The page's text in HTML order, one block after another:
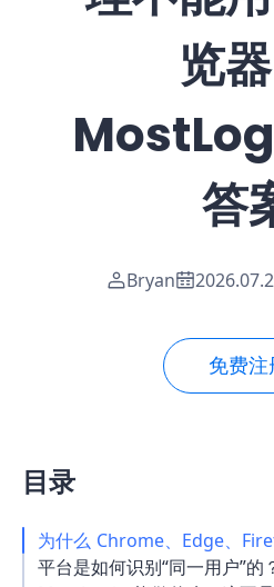
览
答
Bryan
免费注
目录
为什么 Chrome、Edge、
平台是如何识别“同一用户”的